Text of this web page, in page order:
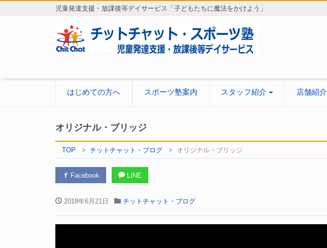
児童発達支援・放課後等デイサービス「子どもたちに魔法をかけよう」
はじめての方へ スポーツ塾案内 スタッフ紹介 店舗紹介
オリジナル・ブリッジ
TOP チットチャット・ブログ オリジナル・ブリッジ
Facebook LINE
2018年6月21日 チットチャット・ブログ